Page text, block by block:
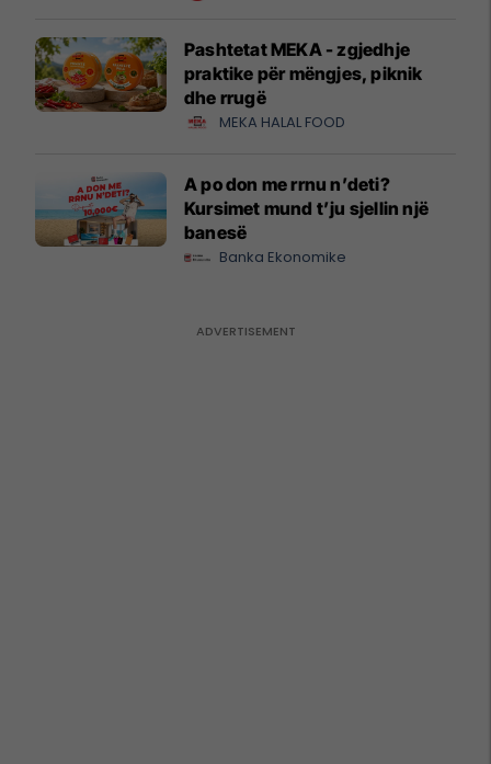
Pashtetat MEKA - zgjedhje
praktike për mëngjes, piknik
dhe rrugë
MEKA HALAL FOOD
A po don me rrnu n’deti?
Kursimet mund t’ju sjellin një
banesë
Banka Ekonomike